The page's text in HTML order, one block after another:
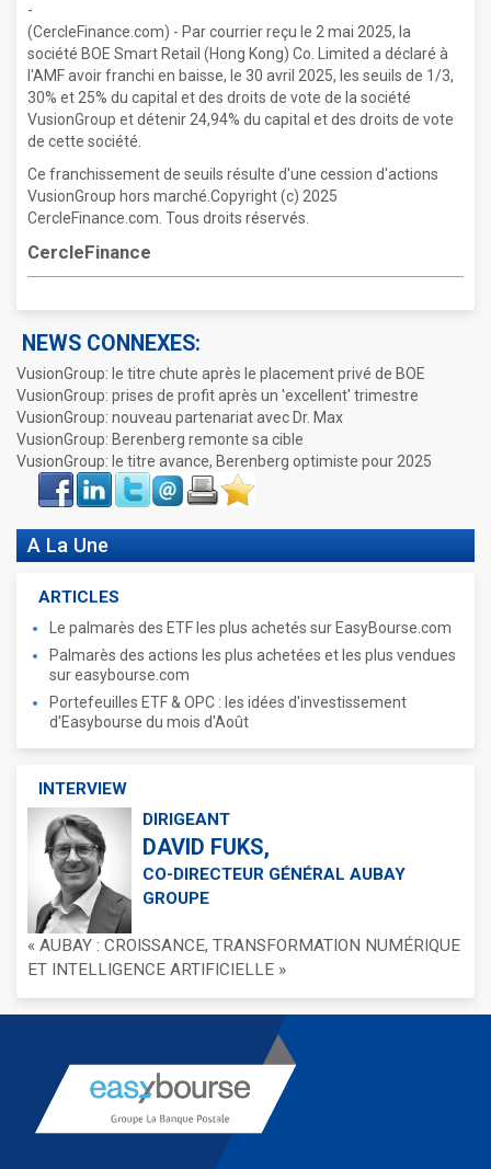
-
(CercleFinance.com) - Par courrier reçu le 2 mai 2025, la
société BOE Smart Retail (Hong Kong) Co. Limited a déclaré à
l'AMF avoir franchi en baisse, le 30 avril 2025, les seuils de 1/3,
30% et 25% du capital et des droits de vote de la société
VusionGroup et détenir 24,94% du capital et des droits de vote
de cette société.
Ce franchissement de seuils résulte d'une cession d'actions
VusionGroup hors marché.Copyright (c) 2025
CercleFinance.com. Tous droits réservés.
CercleFinance
NEWS CONNEXES:
VusionGroup: le titre chute après le placement privé de BOE
VusionGroup: prises de profit après un 'excellent' trimestre
VusionGroup: nouveau partenariat avec Dr. Max
VusionGroup: Berenberg remonte sa cible
VusionGroup: le titre avance, Berenberg optimiste pour 2025
Face
book
LinkIn Twitter Envoyer ImprimerFavoris
A La Une
ARTICLES
Le palmarès des ETF les plus achetés sur EasyBourse.com
Palmarès des actions les plus achetées et les plus vendues
sur easybourse.com
Portefeuilles ETF & OPC : les idées d'investissement
d'Easybourse du mois d'Août
INTERVIEW
DIRIGEANT
DAVID FUKS,
CO-DIRECTEUR GÉNÉRAL AUBAY
GROUPE
« AUBAY : CROISSANCE, TRANSFORMATION NUMÉRIQUE
ET INTELLIGENCE ARTIFICIELLE »